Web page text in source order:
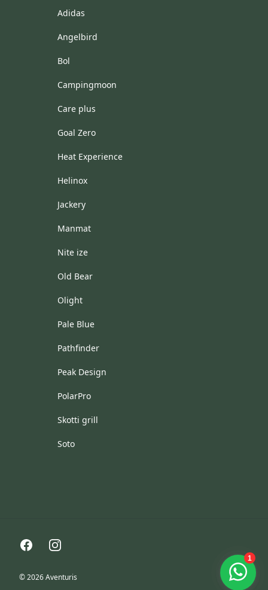
Adidas
Angelbird
Bol
Campingmoon
Care plus
Goal Zero
Heat Experience
Helinox
Jackery
Manmat
Nite ize
Old Bear
Olight
Pale Blue
Pathfinder
Peak Design
PolarPro
Skotti grill
Soto
FacebookInstagram
© 2026 Aventuris